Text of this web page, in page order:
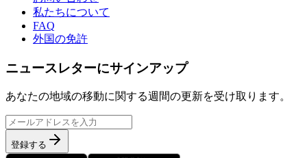
私たちについて
FAQ
外国の免許
ニュースレターにサインアップ
あなたの地域の移動に関する週間の更新を受け取ります。
登録する